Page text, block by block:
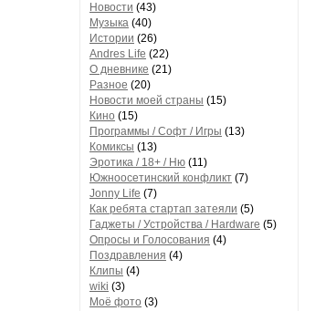
Новости (43)
Музыка (40)
Истории (26)
Andres Life (22)
О дневнике (21)
Разное (20)
Новости моей страны (15)
Кино (15)
Программы / Софт / Игры (13)
Комиксы (13)
Эротика / 18+ / Ню (11)
Южноосетинский конфликт (7)
Jonny Life (7)
Как ребята стартап затеяли (5)
Гаджеты / Устройства / Hardware (5)
Опросы и Голосования (4)
Поздравления (4)
Клипы (4)
wiki (3)
Моё фото (3)